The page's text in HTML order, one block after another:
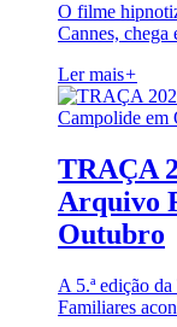
O filme
Cannes, chega
Ler mais+
TRAÇA
Arquivo
Outubro
A 5.ª edição
Familiares